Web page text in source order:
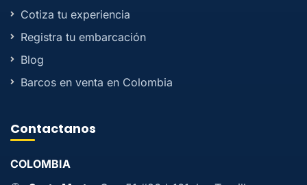
Cotiza tu experiencia
Registra tu embarcación
Blog
Barcos en venta en Colombia
Contactanos
COLOMBIA